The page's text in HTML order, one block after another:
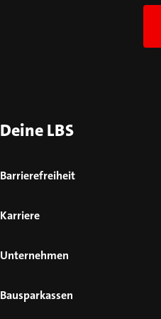
Deine LBS
Barrierefreiheit
Karriere
Unternehmen
Bausparkassen